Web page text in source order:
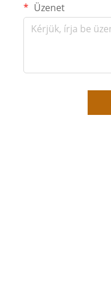
Üzenet